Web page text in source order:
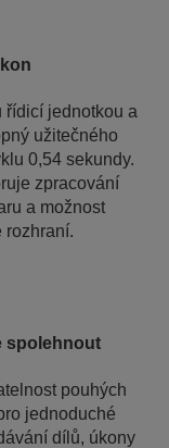
řídicí jednotkou a
užitečného
0,54 sekundy.
zpracování
a možnost
rozhraní.
spolehnout
pouhých
jednoduché
dílů, úkony